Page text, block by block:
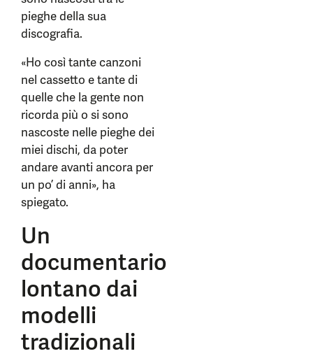
pieghe della sua
discografia.
«Ho così tante canzoni
nel cassetto e tante di
quelle che la gente non
ricorda più o si sono
nascoste nelle pieghe dei
miei dischi, da poter
andare avanti ancora per
un po’ di anni», ha
spiegato.
Un
documentario
lontano dai
modelli
tradizionali